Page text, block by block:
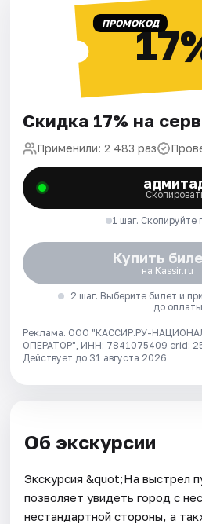
ПРОМОКОД
Скидка 17% на
Применили: 2 483 раз
1 шаг. Скопируйте
Купить
на Kassir.ru
2 шаг. Выберите билет и
до оплаты
Реклама. ООО "КАССИР.РУ-
ОПЕРАТОР", ИНН: 7841075409 erid:
Действует до 31 августа 2026
Об экскурсии
Экскурсия &quot;На выстрел
позволяет увидеть город с
нестандартной стороны, а